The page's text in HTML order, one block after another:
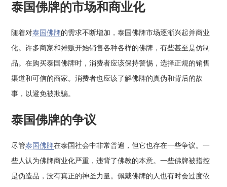
泰国佛牌的市场和商业化
随着对泰国佛牌的需求不断增加，泰国佛牌市场逐渐兴起并商业
化。许多商家和摊贩开始销售各种各样的佛牌，有些甚至是仿制
品。在购买泰国佛牌时，消费者应该保持警惕，选择正规的销售
渠道和可信的商家。消费者也应该了解佛牌的真伪和背后的故
事，以避免被欺骗。
泰国佛牌的争议
尽管泰国佛牌在泰国社会中非常普遍，但它也存在一些争议。一
些人认为佛牌商业化严重，违背了佛教的本意。一些佛牌被指控
是伪造品，没有真正的神圣力量。佩戴佛牌的人也有时会过度依